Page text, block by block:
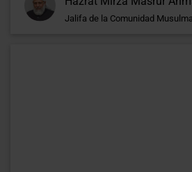
Jalifa de la Comunidad